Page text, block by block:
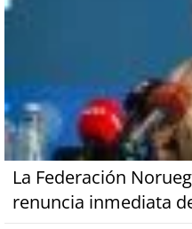
La Federación
renuncia inmediata